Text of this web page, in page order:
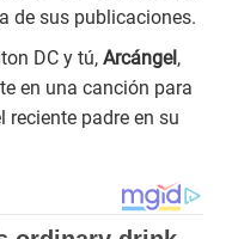
de sus publicaciones.
DC y tú, Arcángel,
en una canción para
reciente padre en su